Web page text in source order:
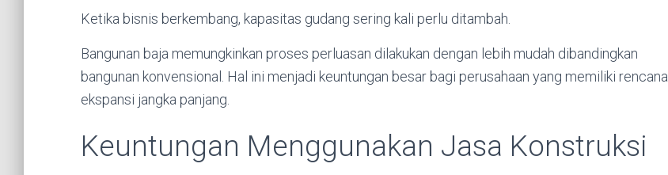
Ketika bisnis berkembang, kapasitas gudang sering kali perlu ditambah.
Bangunan baja memungkinkan proses perluasan dilakukan dengan lebih mudah dibandingkan
bangunan konvensional. Hal ini menjadi keuntungan besar bagi perusahaan yang memiliki rencana
ekspansi jangka panjang.
Keuntungan Menggunakan Jasa Konstruksi